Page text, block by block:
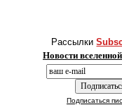
Рассылки
Новости
Подписаться